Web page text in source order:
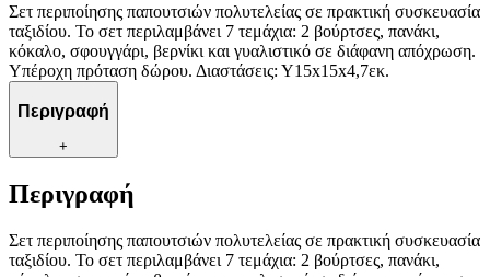
Σετ περιποίησης παπουτσιών πολυτελείας σε πρακτική συσκευασία
ταξιδίου. Το σετ περιλαμβάνει 7 τεμάχια: 2 βούρτσες, πανάκι,
κόκαλο, σφουγγάρι, βερνίκι και γυαλιστικό σε διάφανη απόχρωση.
Υπέροχη πρόταση δώρου. Διαστάσεις: Υ15x15x4,7εκ.
Περιγραφή
+
Περιγραφή
Σετ περιποίησης παπουτσιών πολυτελείας σε πρακτική συσκευασία
ταξιδίου. Το σετ περιλαμβάνει 7 τεμάχια: 2 βούρτσες, πανάκι,